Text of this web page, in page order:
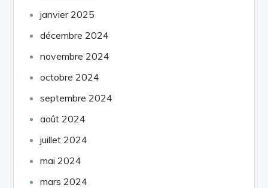
janvier 2025
décembre 2024
novembre 2024
octobre 2024
septembre 2024
août 2024
juillet 2024
mai 2024
mars 2024